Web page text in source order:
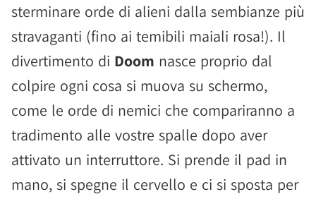
sterminare orde di alieni dalla sembianze più
stravaganti (fino ai temibili maiali rosa!). Il
divertimento di Doom nasce proprio dal
colpire ogni cosa si muova su schermo,
come le orde di nemici che compariranno a
tradimento alle vostre spalle dopo aver
attivato un interruttore. Si prende il pad in
mano, si spegne il cervello e ci si sposta per